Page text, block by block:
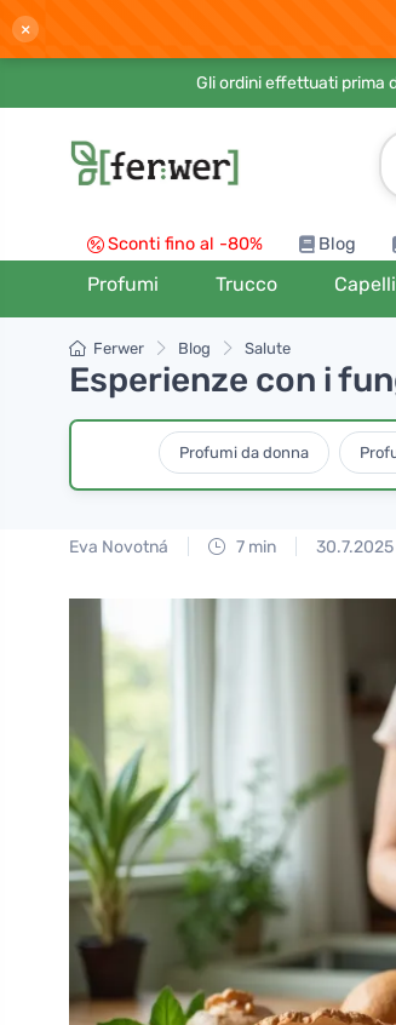
×
Gli ordini effettuati prima
Sconti fino al -80% Blog
Profumi Trucco Capelli
Ferwer Blog Salute
Esperienze con i
Profumi da donna
Eva Novotná 7 min 30.7.2025